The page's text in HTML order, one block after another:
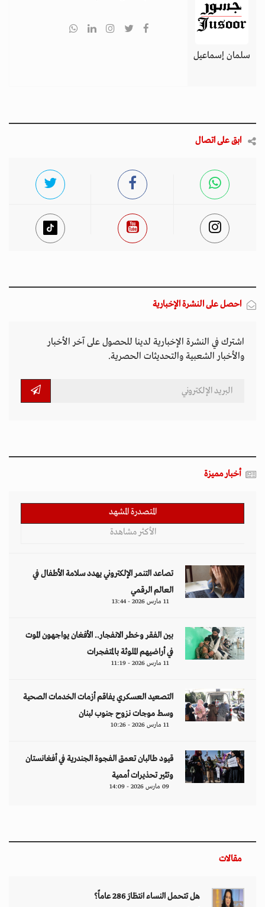
سلمان إسماعيل
ابق على اتصال
احصل على النشرة الإخبارية
اشترك في النشرة الإخبارية لدينا للحصول على آخر الأخبار
والأخبار الشعبية والتحديثات الحصرية.
أخبار مميزة
المتصدرة المشهد
الأكثر مشاهدة
تصاعد التنمر الإلكتروني يهدد سلامة الأطفال في
العالم الرقمي
11 مارس 2026 - 13:44
بين الفقر وخطر الانفجار.. الأفغان يواجهون الموت
في أراضيهم الملوثة بالمتفجرات
11 مارس 2026 - 11:19
التصعيد العسكري يفاقم أزمات الخدمات الصحية
وسط موجات نزوح جنوب لبنان
11 مارس 2026 - 10:26
قيود طالبان تعمق الفجوة الجندرية في أفغانستان
وتثير تحذيرات أممية
09 مارس 2026 - 14:09
مقالات
هل تتحمل النساء انتظارَ 286 عاماً؟